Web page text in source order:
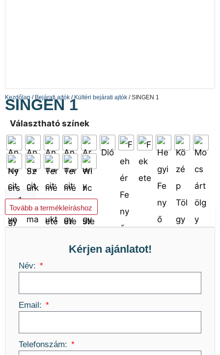
Kezdőlap / Bejárati ajtók / Kültéri bejárati ajtók / SINGEN 1
SINGEN 1
Választható színek
Kosárba teszem
Tovább a termékleíráshoz
Kérjen ajánlatot!
Név:
Email:
Telefonszám: